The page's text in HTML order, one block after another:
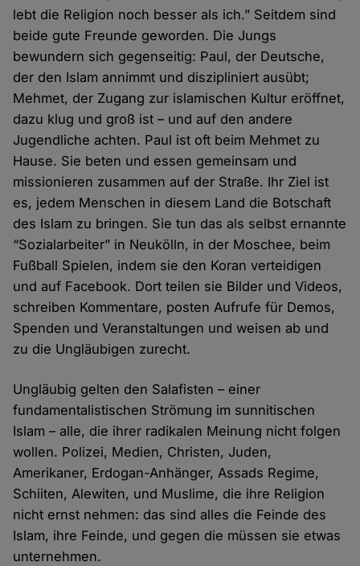
lebt die Religion noch besser als ich.” Seitdem sind
beide gute Freunde geworden. Die Jungs
bewundern sich gegenseitig: Paul, der Deutsche,
der den Islam annimmt und diszipliniert ausübt;
Mehmet, der Zugang zur islamischen Kultur eröffnet,
dazu klug und groß ist – und auf den andere
Jugendliche achten. Paul ist oft beim Mehmet zu
Hause. Sie beten und essen gemeinsam und
missionieren zusammen auf der Straße. Ihr Ziel ist
es, jedem Menschen in diesem Land die Botschaft
des Islam zu bringen. Sie tun das als selbst ernannte
“Sozialarbeiter” in Neukölln, in der Moschee, beim
Fußball Spielen, indem sie den Koran verteidigen
und auf Facebook. Dort teilen sie Bilder und Videos,
schreiben Kommentare, posten Aufrufe für Demos,
Spenden und Veranstaltungen und weisen ab und
zu die Ungläubigen zurecht.
Ungläubig gelten den Salafisten – einer
fundamentalistischen Strömung im sunnitischen
Islam – alle, die ihrer radikalen Meinung nicht folgen
wollen. Polizei, Medien, Christen, Juden,
Amerikaner, Erdogan-Anhänger, Assads Regime,
Schiiten, Alewiten, und Muslime, die ihre Religion
nicht ernst nehmen: das sind alles die Feinde des
Islam, ihre Feinde, und gegen die müssen sie etwas
unternehmen.